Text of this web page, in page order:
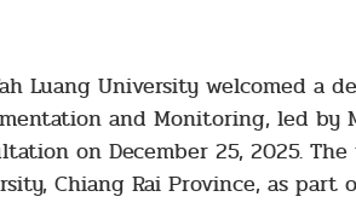
Luang University welcomed a
and Monitoring, led by
on December 25, 2025.
Chiang Rai Province, as